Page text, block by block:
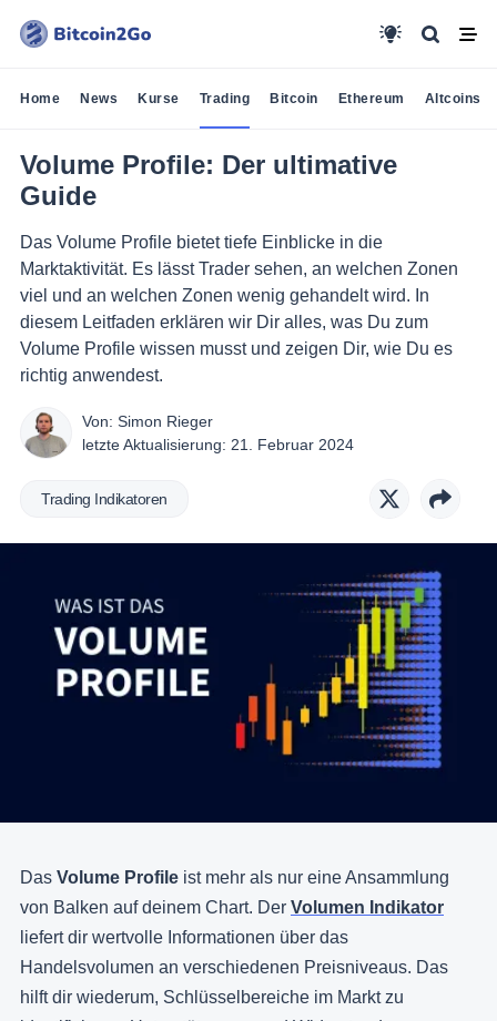
Home News Kurse Trading Bitcoin Ethereum Altcoins
Volume Profile: Der ultimative
Guide
Das Volume Profile bietet tiefe Einblicke in die
Marktaktivität. Es lässt Trader sehen, an welchen Zonen
viel und an welchen Zonen wenig gehandelt wird. In
diesem Leitfaden erklären wir Dir alles, was Du zum
Volume Profile wissen musst und zeigen Dir, wie Du es
richtig anwendest.
Von: Simon Rieger
letzte Aktualisierung: 21. Februar 2024
Trading Indikatoren
Das Volume Profile ist mehr als nur eine Ansammlung
von Balken auf deinem Chart. Der Volumen Indikator
liefert dir wertvolle Informationen über das
Handelsvolumen an verschiedenen Preisniveaus. Das
hilft dir wiederum, Schlüsselbereiche im Markt zu